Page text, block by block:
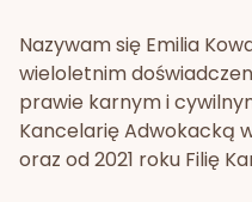
Nazywam się Emilia
wieloletnim
prawie karnym i
Kancelarię Adwokacką
oraz od 2021 roku Filię